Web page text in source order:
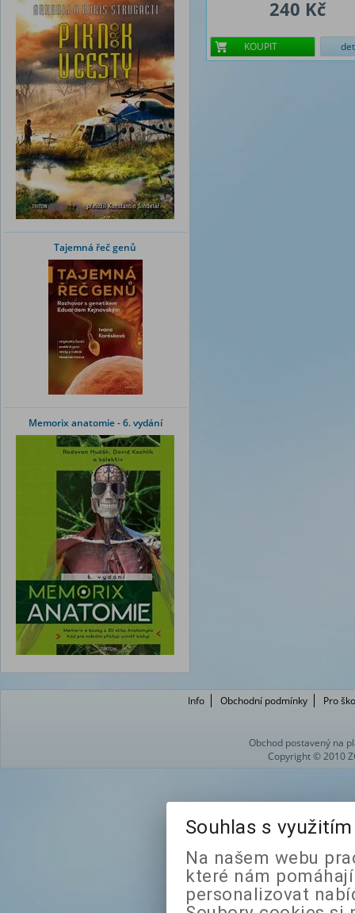
Tajemná řeč genů
Memorix anatomie - 6. vydání
240 Kč
KOUPIT
Info Obchodní podmínky Pro
Obchod postavený na
Copyright © 2010
Souhlas s
Na našem webu
které nám
personalizovat